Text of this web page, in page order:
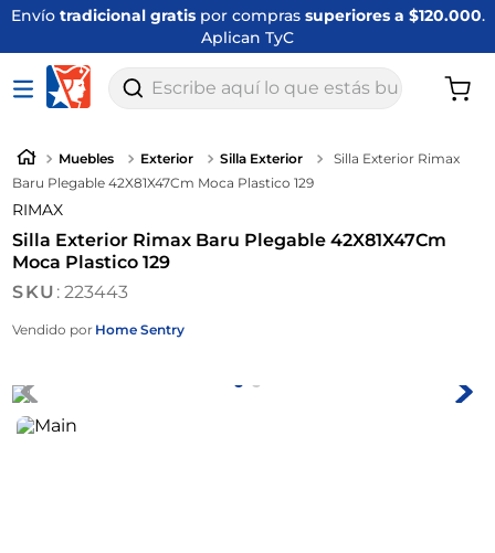
Envío tradicional gratispor compras superiores a $120.000.
Aplican TyC
Escribe aquí lo que estás buscando
Muebles Exterior Silla Exterior
Silla Exterior Rimax
Baru Plegable 42X81X47Cm Moca Plastico 129
RIMAX
Silla Exterior Rimax Baru Plegable 42X81X47Cm
Moca Plastico 129
:223443
Vendido por Home Sentry